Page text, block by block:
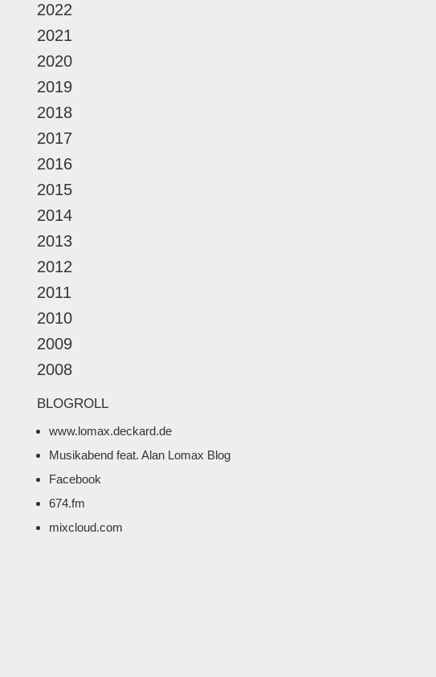
2022
2021
2020
2019
2018
2017
2016
2015
2014
2013
2012
2011
2010
2009
2008
BLOGROLL
www.lomax.deckard.de
Musikabend feat. Alan Lomax Blog
Facebook
674.fm
mixcloud.com